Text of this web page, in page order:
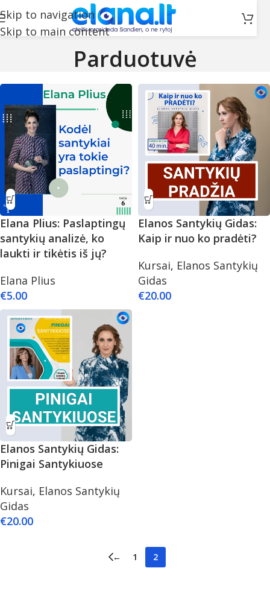
Skip to navigation
Skip to main content
Parduotuvė
Elana Plius: Paslaptingų
santykių analizė, ko
laukti ir tikėtis iš jų?
Elana Plius
€5.00
Elanos Santykių Gidas:
Kaip ir nuo ko pradėti?
Kursai, Elanos Santykių
Gidas
€20.00
Elanos Santykių Gidas:
Pinigai Santykiuose
Kursai, Elanos Santykių
Gidas
€20.00
← 1 2